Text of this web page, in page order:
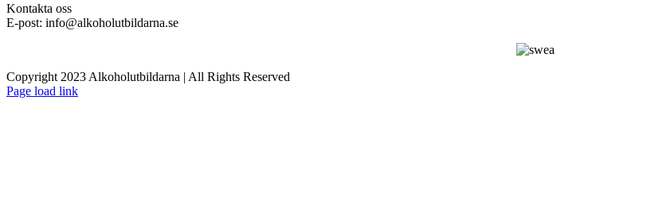
Kontakta oss
E-post: info@alkoholutbildarna.se
Copyright 2023 Alkoholutbildarna | All Rights Reserved
Facebook
X
Page load link